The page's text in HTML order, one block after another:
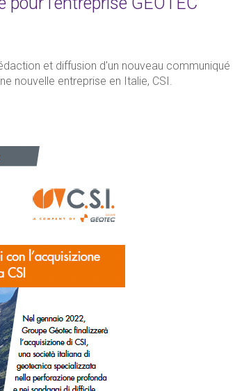
et diffusion d'un nouveau communiqué
nouvelle entreprise en Italie, CSI.